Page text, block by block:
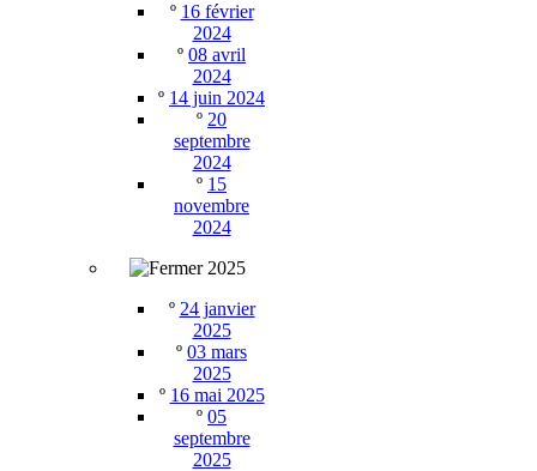
º 16 février
2024
º 08 avril
2024
º 14 juin 2024
º 20
septembre
2024
º 15
novembre
2024
2025
º 24 janvier
2025
º 03 mars
2025
º 16 mai 2025
º 05
septembre
2025